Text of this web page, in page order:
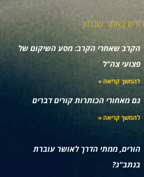
חדש באתר שבתון
הקרב שאחרי הקרב: מסע השיקום של
פצועי צה"ל
להמשך קריאה »
גם מאחורי הכותרות קורים דברים
להמשך קריאה »
הורים, ממתי הדרך לאושר עוברת
בנתב"ג?